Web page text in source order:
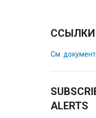
ССЫЛКИ
См.
ALERTS